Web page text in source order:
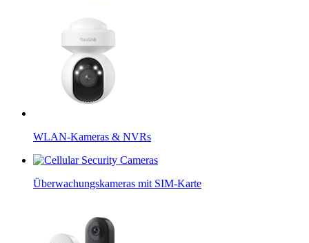
WLAN-Kameras & NVRs
Überwachungskameras mit SIM-Karte